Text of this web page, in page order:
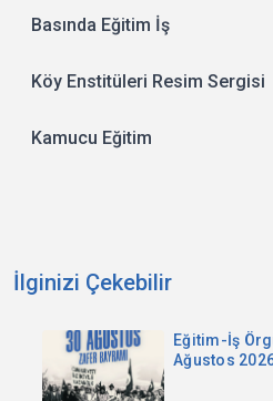
Basında Eğitim İş
Köy Enstitüleri Resim Sergisi
Kamucu Eğitim
İlginizi Çekebilir
Eğitim-İş
Ağustos